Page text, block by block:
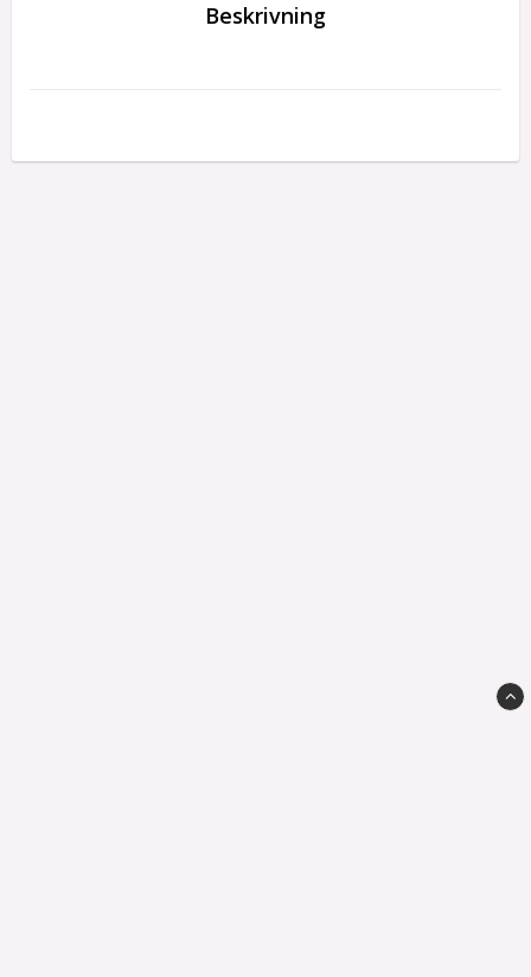
Beskrivning